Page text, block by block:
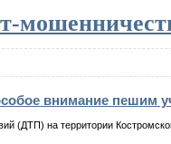
внимание пешим
(ДТП) на территории